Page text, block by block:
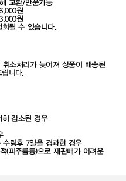
교환/반품가능
원
원
될 수 있습니다.
소처리가 늦어져 상품이 배송된
니다.
감소된 경우
령후 7일을 경과한 경우
(피주름등)으로 재판매가 어려운